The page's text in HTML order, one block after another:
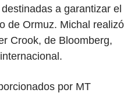
a garantizar el
de Ormuz. Michal realizó
Crook, de Bloomberg,
por MT